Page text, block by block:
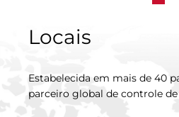
Locais
Estabelecida em mais de 40
parceiro global de controle